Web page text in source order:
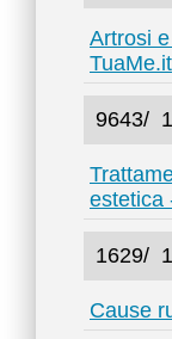
Artrosi
TuaMe.it
9643/
estetica
1629/
Cause